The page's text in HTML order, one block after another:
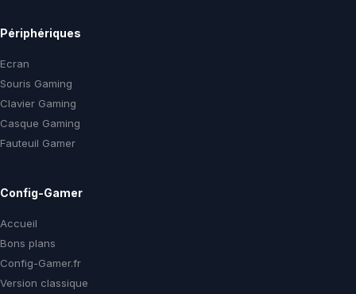
Périphériques
Ecran
Souris Gaming
Clavier Gaming
Casque Gaming
Fauteuil Gamer
Config-Gamer
Accueil
Bons plans
Config-Gamer.fr
Version classique